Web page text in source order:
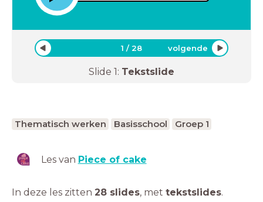
1 /28 volgende
Slide 1: Tekstslide
Thematisch werken Basisschool Groep 1
Les van Piece of cake
In deze les zitten 28 slides, met tekstslides.